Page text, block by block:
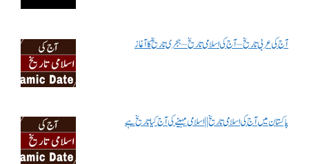
آج کی عربی تاریخ – آج کی اسلامی تاریخ – ہجری تاریخ کا آغاز
پاکستان میں آج کی اسلامی تاریخ || اسلامی مہینے کی آج کیا تاریخ ہے